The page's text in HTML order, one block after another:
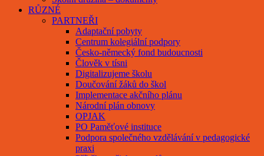
RŮZNÉ
PARTNEŘI
Adaptační pobyty
Centrum kolegiální podpory
Česko-německý fond budoucnosti
Člověk v tísni
Digitalizujeme školu
Doučování žáků do škol
Implementace akčního plánu
Národní plán obnovy
OPJAK
PO Paměťové instituce
Podpora společného vzdělávání v pedagogické
praxi